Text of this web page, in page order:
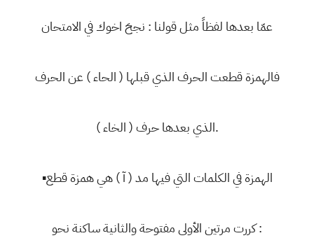
عمّا بعدها لفظاً مثل قولنا : نجحَ اخوك في الامتحان
فالهمزة قطعت الحرف الذي قبلها ( الحاء ) عن الحرف
الذي بعدها حرف ( الخاء ).
▪الهمزة في الكلمات التي فيها مد ( آ ) هي همزة قطع
كررت مرتين الأولى مفتوحة والثانية ساكنة نحو :